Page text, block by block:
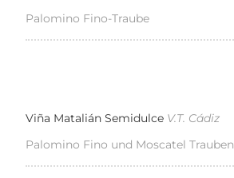
Palomino Fino-Traube
Viña Matalián Semidulce V.T. Cádiz
Palomino Fino und Moscatel Trauben